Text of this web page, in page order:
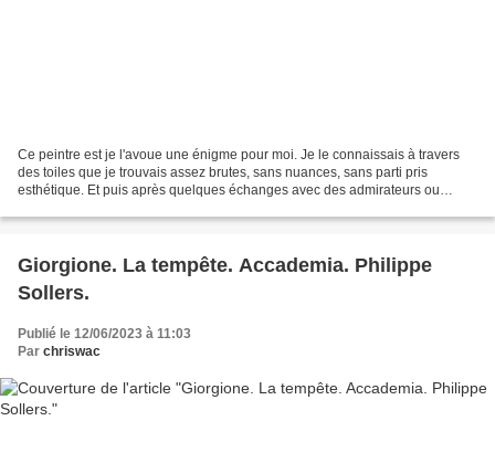
Ce peintre est je l'avoue une énigme pour moi. Je le connaissais à travers
des toiles que je trouvais assez brutes, sans nuances, sans parti pris
esthétique. Et puis après quelques échanges avec des admirateurs ou
Giorgione. La tempête. Accademia. Philippe
Sollers.
Publié le 12/06/2023 à 11:03
Par chriswac